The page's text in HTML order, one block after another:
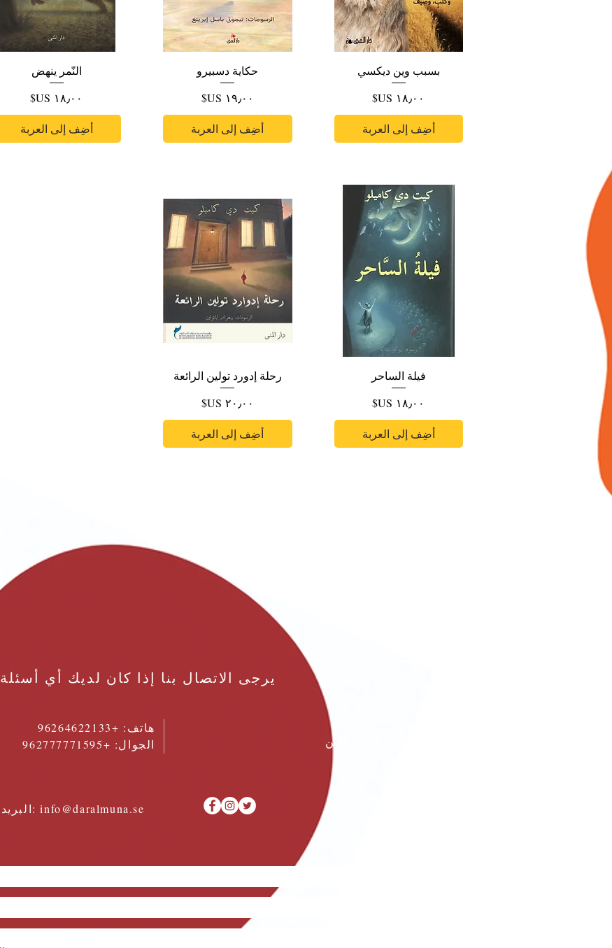
بسبب وين ديكسي
السعر
أضِف إلى العربة
حكاية دسبيرو
السعر
أضِف إلى العربة
النّمر ينهض
السعر
أضِف إلى العربة
فيلة الساحر
السعر
أضِف إلى العربة
رحلة إدورد تولين الرائعة
السعر
أضِف إلى العربة
يرجى الاتصال بنا إذا كان لديك أي أسئلة
هاتف: +96264622133
الجوال: +962777771595
عمان - جبل الحسين
البريد الإلكتروني: info@daralmuna.se